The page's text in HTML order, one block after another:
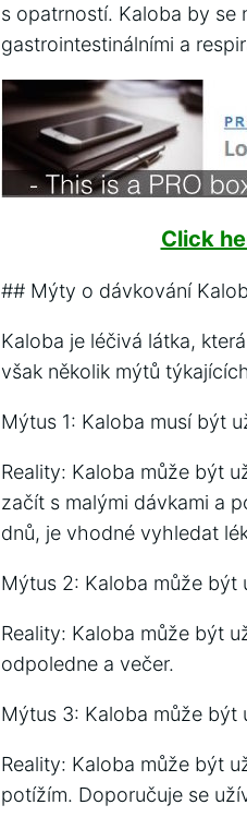
s opatrností. Kaloba by se
gastrointestinálními a
Click
## Mýty o dávkování
Kaloba je léčivá látka,
však několik mýtů
Mýtus 1: Kaloba musí být
Reality: Kaloba může být
začít s malými dávkami a
dnů, je vhodné vyhledat
Mýtus 2: Kaloba může být
Reality: Kaloba může být
odpoledne a večer.
Mýtus 3: Kaloba může být
Reality: Kaloba může být
potížím. Doporučuje se